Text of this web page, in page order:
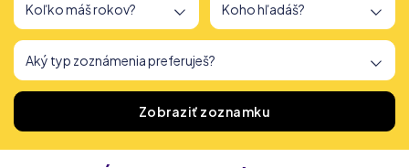
Našli sme Zobraziť zoznamku